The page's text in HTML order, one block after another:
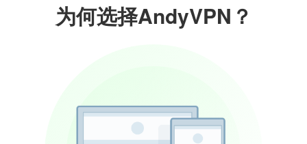
为何选择AndyVPN？